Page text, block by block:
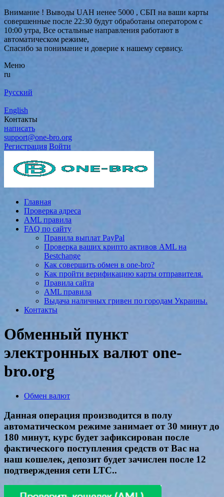
Внимание ! Выводы UAH иенее 5000 , СБП на ваши карты
совершенные после 22:30 будут обработаны оператором с
10:00 утра, Все остальные направления работают в
автоматическом режиме,
Спасибо за понимание и доверие к нашему сервису.
Меню
ru
Русский
English
Контакты
написать
support@one-bro.org
Регистрация Войти
Главная
Проверка адреса
AML правила
FAQ по сайту
Правила выплат PayPal
Проверка ваших крипто активов AML на
Bestchange
Как совершить обмен в one-bro?
Как пройти верификацию карты отправителя.
Правила сайта
AML правила
Выдача наличных гривен по городам Украины.
Контакты
Обменный пункт
электронных валют one-
bro.org
Обмен валют
Данная операция производится в полу
автоматическом режиме занимает от 30 минут до
180 минут, курс будет зафиксирован после
фактического поступления средств от Вас на
наш кошелек, депозит будет зачислен после 12
подтверждения сети LTC..